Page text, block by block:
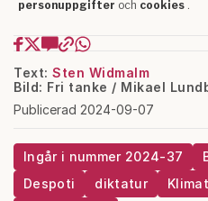
Text: Sten Widmalm
Bild: Fri tanke / Mikael
Publicerad 2024-09-07
Ingår i nummer 2024-37
Despoti
diktatur